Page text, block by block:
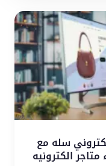
سله مع
الكترونيه